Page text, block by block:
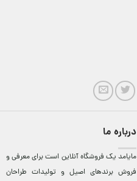
درباره ما
مایامد يک فروشگاه آنلاين است برای معرفی و
فروش برندهای اصيل و توليدات طراحان